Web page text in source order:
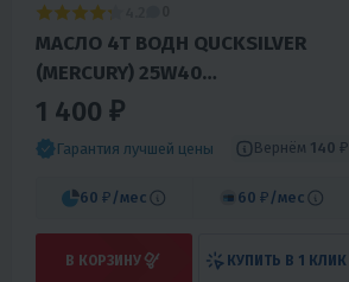
МАСЛО 4T ВОДН QUCKSILVER
(MERCURY) 25W40
ПОЛУСИНТЕТИКА 1Л
1 400 ₽
Гарантия лучшей цены Вернём 140 ₽
60 ₽ /мес 60 ₽ /мес
В КОРЗИНУ КУПИТЬ В 1 КЛИК